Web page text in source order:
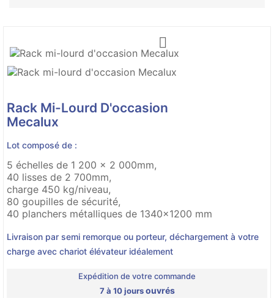

Rack Mi-Lourd D'occasion
Mecalux
Lot composé de :
5 échelles de 1 200 x 2 000mm,
40 lisses de 2 700mm,
charge 450 kg/niveau,
80 goupilles de sécurité,
40 planchers métalliques de 1340x1200 mm
Livraison par semi remorque ou porteur, déchargement à votre
charge avec chariot élévateur idéalement
Expédition de votre commande
7 à 10 joursouvrés